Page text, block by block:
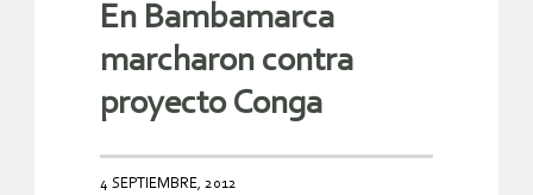
En Bambamarca
marcharon contra
proyecto Conga
4 SEPTIEMBRE, 2012